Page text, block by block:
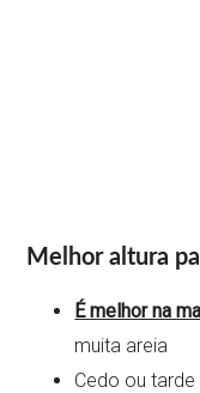
Melhor altura
É melhor na
muita areia
Cedo ou